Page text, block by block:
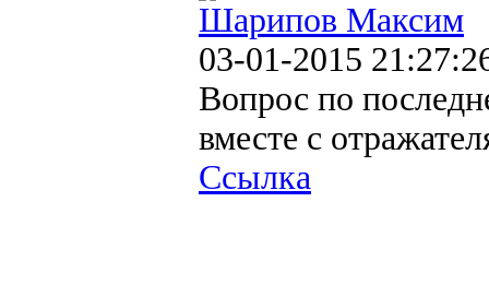
Шарипов Максим
03-01-2015
Вопрос по
вместе с
Ссылка